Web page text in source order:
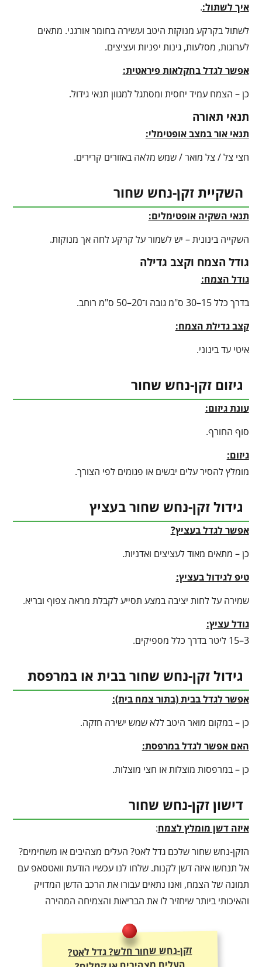
איך לשתול:.
לשתול בקרקע מנוקזת היטב ועשירה בחומר אורגני. מתאים
לערוגות, מסלעות, גינות יפניות ועציצים.
אפשר לגדל בחקלאות פיראטית:
כן – הצמח עמיד יחסית ומסתגל למגוון תנאי גידול.
תנאי תאורה
תנאי אור במצב אופטימלי:
חצי צל / צל מואר / שמש מלאה באזורים קרירים.
השקיית זקן-נחש שחור
תנאי השקיה אופטימלים:
השקייה בינונית – יש לשמור על קרקע לחה אך מנוקזת.
גודל הצמח וקצב גדילה
גודל הצמח:
בדרך כלל 15–30 ס"מ גובה ו־20–50 ס"מ רוחב.
קצב גדילת הצמח:
איטי עד בינוני.
גיזום זקן-נחש שחור
עונת גיזום:
סוף החורף.
גיזום:
מומלץ להסיר עלים יבשים או פגומים לפי הצורך.
גידול זקן-נחש שחור בעציץ
אפשר לגדל בעציץ?
כן – מתאים מאוד לעציצים ואדניות.
טיפ לגידול בעציץ:
שמירה על לחות יציבה במצע תסייע לקבלת מראה צפוף ובריא.
גודל עציץ:
3–15 ליטר בדרך כלל מספיקים.
גידול זקן-נחש שחור בבית או במרפסת
אפשר לגדל בבית (בתור צמח בית):
כן – במקום מואר היטב ללא שמש ישירה חזקה.
האם אפשר לגדל במרפסת:
כן – במרפסות מוצלות או חצי מוצלות.
דישון זקן-נחש שחור
איזה דשן מומלץ לצמח:
הזקן-נחש שחור שלכם גדל לאט? העלים מצהיבים או משחימים?
אל תנחשו איזה דשן לקנות. שלחו לנו עכשיו הודעת וואטסאפ עם
תמונה של הצמח, ואנו נתאים עבורו את הרכב הדשן המדויק
והאיכותי ביותר שיחזיר לו את הבריאות והצמיחה המהירה
זקן-נחש שחור חלש? גדל לאט?